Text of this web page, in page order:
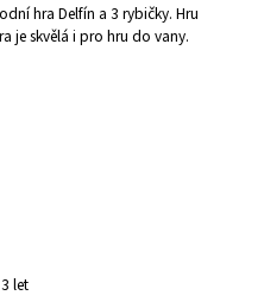
hra Delfín a 3 rybičky. Hru
je skvělá i pro hru do vany.
let